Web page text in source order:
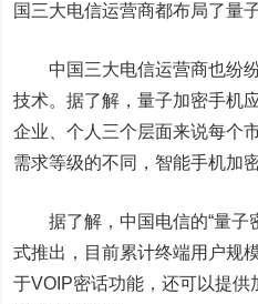
国三大电信运营商都布局了量
中国三大电信运营商也纷纷
技术。据了解，量子加密手机
企业、个人三个层面来说每个
需求等级的不同，智能手机加
据了解，中国电信的“量子
式推出，目前累计终端用户规
于VOIP密话功能，还可以提供